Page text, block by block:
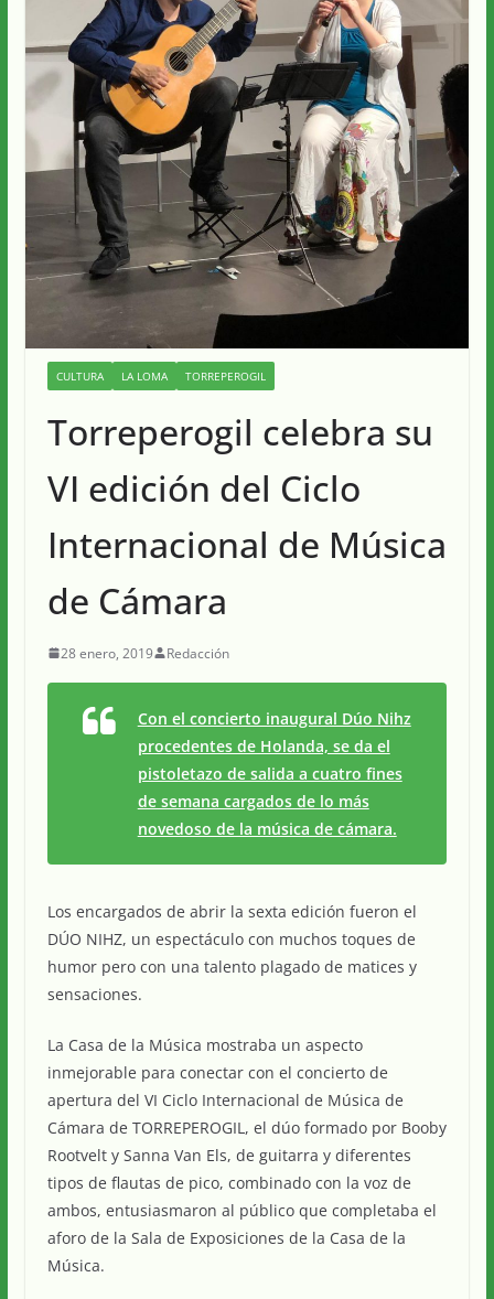
CULTURA LA LOMA TORREPEROGIL
Torreperogil celebra su
VI edición del Ciclo
Internacional de Música
de Cámara
28 enero, 2019 Redacción
Con el concierto inaugural Dúo Nihz
procedentes de Holanda, se da el
pistoletazo de salida a cuatro fines
de semana cargados de lo más
novedoso de la música de cámara.
Los encargados de abrir la sexta edición fueron el
DÚO NIHZ, un espectáculo con muchos toques de
humor pero con una talento plagado de matices y
sensaciones.
La Casa de la Música mostraba un aspecto
inmejorable para conectar con el concierto de
apertura del VI Ciclo Internacional de Música de
Cámara de TORREPEROGIL, el dúo formado por Booby
Rootvelt y Sanna Van Els, de guitarra y diferentes
tipos de flautas de pico, combinado con la voz de
ambos, entusiasmaron al público que completaba el
aforo de la Sala de Exposiciones de la Casa de la
Música.